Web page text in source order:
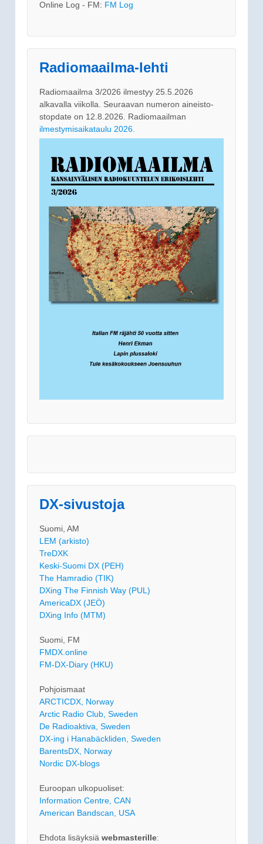
Online Log - FM: FM Log
Radiomaailma-lehti
Radiomaailma 3/2026 ilmestyy 25.5.2026
alkavalla viikolla. Seuraavan numeron aineisto-
stopdate on 12.8.2026. Radiomaailman
ilmestymisaikataulu 2026.
DX-sivustoja
Suomi, AM
LEM (arkisto)
TreDXK
Keski-Suomi DX (PEH)
The Hamradio (TIK)
DXing The Finnish Way (PUL)
AmericaDX (JEÖ)
DXing Info (MTM)
Suomi, FM
FMDX.online
FM-DX-Diary (HKU)
Pohjoismaat
ARCTICDX, Norway
Arctic Radio Club, Sweden
De Radioaktiva, Sweden
DX-ing i Hanabäckliden, Sweden
BarentsDX, Norway
Nordic DX-blogs
Euroopan ulkopuoliset:
Information Centre, CAN
American Bandscan, USA
Ehdota lisäyksiä webmasterille: